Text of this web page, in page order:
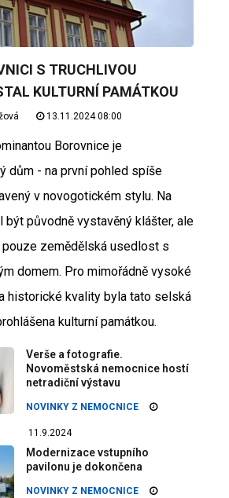
S TRUCHLIVOU
KULTURNÍ PAMÁTKOU
13.11.2024 08:00
Borovnice je
dům - na první pohled spíše
v novogotickém stylu. Na
být původně vystavěný klášter, ale
zemědělská usedlost s
domem. Pro mimořádně vysoké
historické kvality byla tato selská
kulturní památkou.
Verše a fotografie.
Novoměstská nemocnice hostí
netradiční výstavu
NOVINKY Z NEMOCNICE
11.9.2024
Modernizace vstupního
pavilonu je dokončena
NOVINKY Z NEMOCNICE